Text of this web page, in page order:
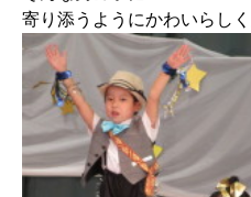
寄り添うようにかわいらし